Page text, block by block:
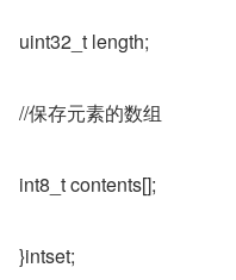
uint32_t length;
//保存元素的数组
int8_t contents[];
}intset;